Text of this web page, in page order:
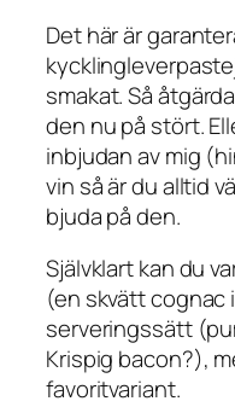
Det här är
smakat. Så
den nu på stört.
inbjudan av mig
vin så är du alltid
bjuda på den.
Självklart kan du
(en skvätt cognac
serveringssätt
Krispig bacon?),
favoritvariant.